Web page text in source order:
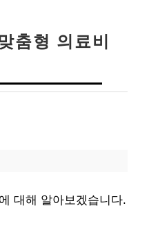
춤형 의료비
대해 알아보겠습니다.